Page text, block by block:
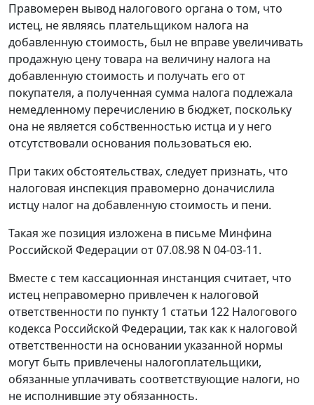
Правомерен вывод налогового органа о том, что
истец, не являясь плательщиком налога на
добавленную стоимость, был не вправе увеличивать
продажную цену товара на величину налога на
добавленную стоимость и получать его от
покупателя, а полученная сумма налога подлежала
немедленному перечислению в бюджет, поскольку
она не является собственностью истца и у него
отсутствовали основания пользоваться ею.
При таких обстоятельствах, следует признать, что
налоговая инспекция правомерно доначислила
истцу налог на добавленную стоимость и пени.
Такая же позиция изложена в письме Минфина
Российской Федерации от 07.08.98 N 04-03-11.
Вместе с тем кассационная инстанция считает, что
истец неправомерно привлечен к налоговой
ответственности по пункту 1 статьи 122 Налогового
кодекса Российской Федерации, так как к налоговой
ответственности на основании указанной нормы
могут быть привлечены налогоплательщики,
обязанные уплачивать соответствующие налоги, но
не исполнившие эту обязанность.